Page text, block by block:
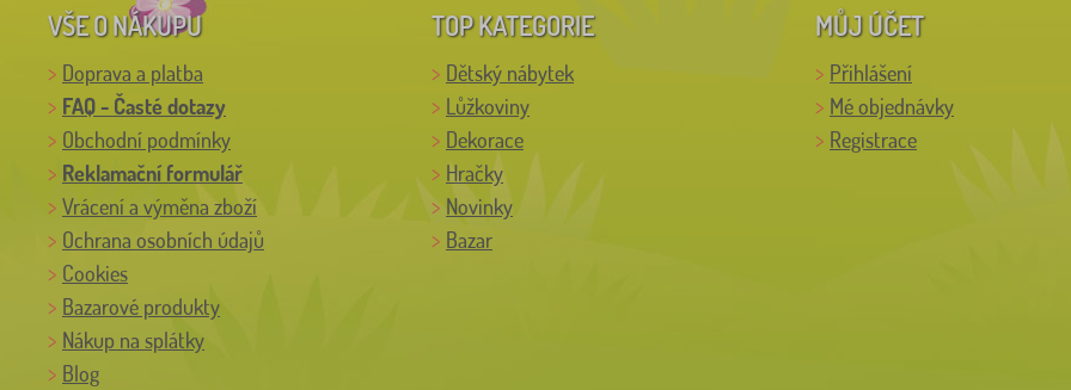
VŠE O NÁKUPU
Doprava a platba
FAQ - Časté dotazy
Obchodní podmínky
Reklamační formulář
Vrácení a výměna zboží
Ochrana osobních údajů
Cookies
Bazarové produkty
Nákup na splátky
Blog
TOP KATEGORIE
Dětský nábytek
Lůžkoviny
Dekorace
Hračky
Novinky
Bazar
MŮJ ÚČET
Přihlášení
Mé objednávky
Registrace